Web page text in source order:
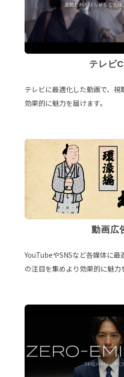
テレビ
テレビに最適化した動画で、視
効果的に魅力を届けます。
動画広
YouTubeやSNSなど各媒体に
の注目を集めより効果的に魅力